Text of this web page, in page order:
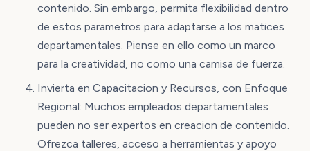
contenido. Sin embargo, permita flexibilidad dentro
de estos parametros para adaptarse a los matices
departamentales. Piense en ello como un marco
para la creatividad, no como una camisa de fuerza.
Invierta en Capacitacion y Recursos, con Enfoque
Regional: Muchos empleados departamentales
pueden no ser expertos en creacion de contenido.
Ofrezca talleres, acceso a herramientas y apoyo